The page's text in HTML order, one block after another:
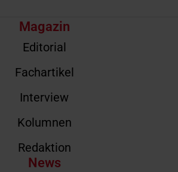
Magazin
Editorial
Fachartikel
Interview
Kolumnen
Redaktion
News